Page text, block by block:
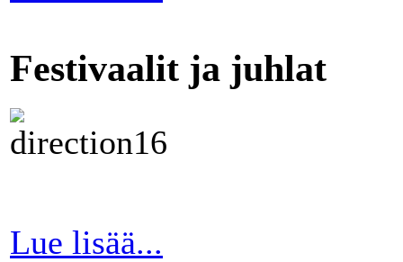
Festivaalit ja juhlat
Lue lisää...